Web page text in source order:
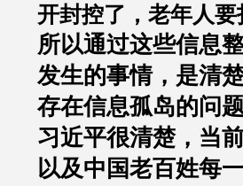
开封控了，老年人要
所以通过这些信息
发生的事情，是清
存在信息孤岛的问题
习近平很清楚，当
以及中国老百姓每